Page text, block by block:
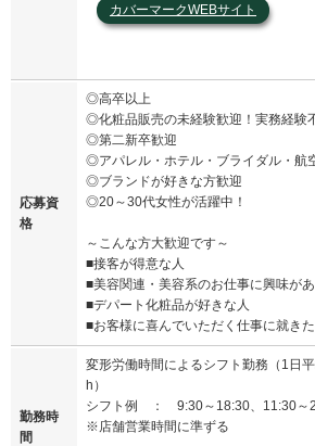
カバーマークWEBサイト
応募資
格
◎高卒以上
◎化粧品販売の未経験歓迎！実務経験
◎第二新卒歓迎
◎アパレル・ホテル・ブライダル・航
◎ブランドが好きな方歓迎
◎20～30代女性が活躍中！
～こんな方大歓迎です～
■接客が得意な人
■美容関連・美容系のお仕事に興味があ
■デパート化粧品が好きな人
■お客様に喜んでいただく仕事に就きた
勤務時
間
変形労働時間によるシフト勤務（1日
h）
シフト例 ： 9:30～18:30、11:30～
※店舗営業時間に準ずる